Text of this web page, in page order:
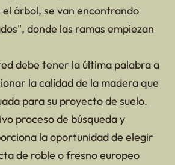
árbol, se van encontrando
donde las ramas empiezan
debe tener la última palabra a
la calidad de la madera que
para su proyecto de suelo.
proceso de búsqueda y
la oportunidad de elegir
de roble o fresno europeo